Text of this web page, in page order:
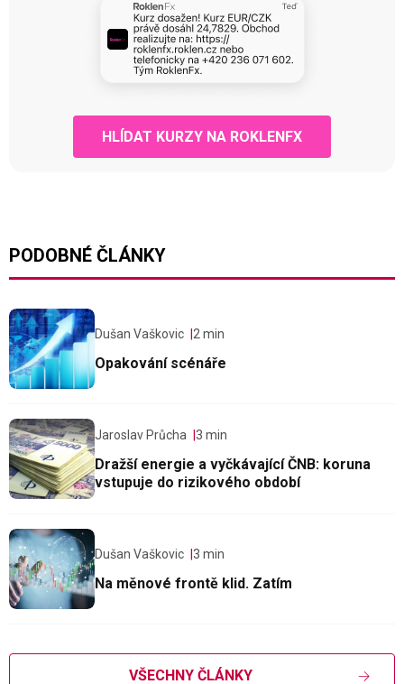
HLÍDAT KURZY NA ROKLENFX
PODOBNÉ ČLÁNKY
Dušan Vaškovic 2 min
Opakování scénáře
Jaroslav Průcha 3 min
Dražší energie a vyčkávající ČNB: koruna
vstupuje do rizikového období
Dušan Vaškovic 3 min
Na měnové frontě klid. Zatím
VŠECHNY ČLÁNKY